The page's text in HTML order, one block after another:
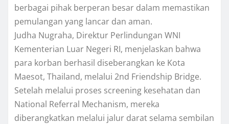
berbagai pihak berperan besar dalam memastikan
pemulangan yang lancar dan aman.
Judha Nugraha, Direktur Perlindungan WNI
Kementerian Luar Negeri RI, menjelaskan bahwa
para korban berhasil diseberangkan ke Kota
Maesot, Thailand, melalui 2nd Friendship Bridge.
Setelah melalui proses screening kesehatan dan
National Referral Mechanism, mereka
diberangkatkan melalui jalur darat selama sembilan